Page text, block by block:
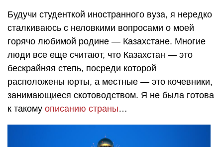
Будучи студенткой иностранного вуза, я нередко
сталкиваюсь с неловкими вопросами о моей
горячо любимой родине — Казахстане. Многие
люди все еще считают, что Казахстан — это
бескрайняя степь, посреди которой
расположены юрты, а местные — это кочевники,
занимающиеся скотоводством. Я не была готова
к такому описанию страны…